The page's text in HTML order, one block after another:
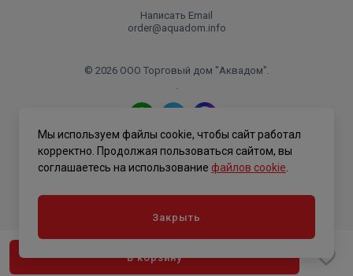
В корзину
Написать Email
order@aquadom.info
© 2026 ООО Торговый дом "Аквадом".
.
Политика конфиденциальности
Мы используем файлы cookie, чтобы сайт работал
корректно. Продолжая пользоваться сайтом, вы
соглашаетесь на использование файлов cookie
Закрыть